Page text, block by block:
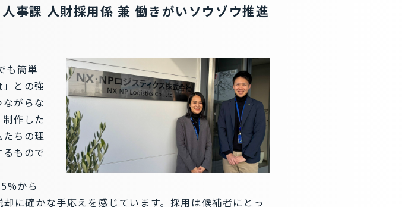
事課 人財採用係 兼 働きがいソウゾウ推進
も簡単
との強
がらな
作した
ちの理
もので
から
に確かな手応えを感じています。採用は候補者にとっ